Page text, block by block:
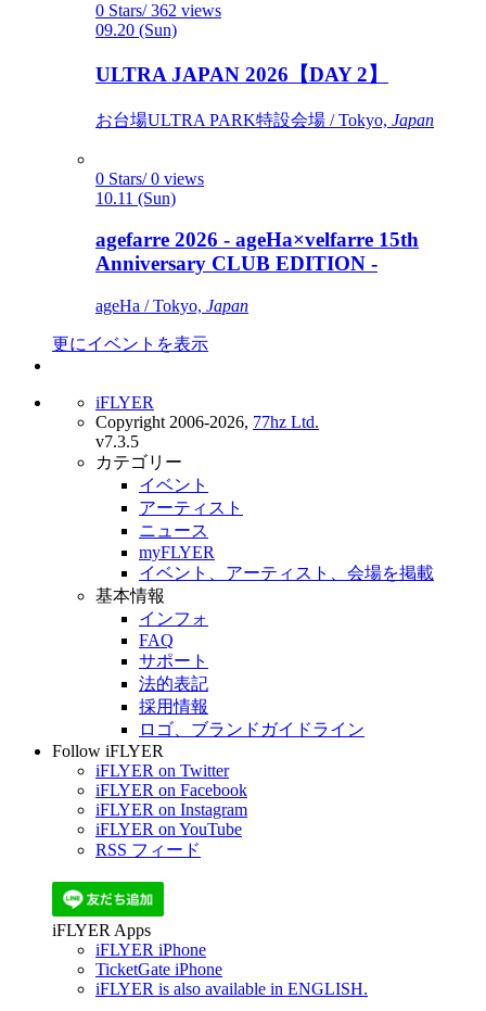
0 Stars/ 362 views
09.20 (Sun)
ULTRA JAPAN 2026【DAY 2】
お台場ULTRA PARK特設会場 / Tokyo, Japan
0 Stars/ 0 views
10.11 (Sun)
agefarre 2026 - ageHa×velfarre 15th
Anniversary CLUB EDITION -
ageHa / Tokyo, Japan
更にイベントを表示
iFLYER
Copyright 2006-2026, 77hz Ltd.
v7.3.5
カテゴリー
イベント
アーティスト
ニュース
myFLYER
イベント、アーティスト、会場を掲載
基本情報
インフォ
FAQ
サポート
法的表記
採用情報
ロゴ、ブランドガイドライン
Follow iFLYER
iFLYER on Twitter
iFLYER on Facebook
iFLYER on Instagram
iFLYER on YouTube
RSS フィード
iFLYER Apps
iFLYER iPhone
TicketGate iPhone
iFLYER is also available in ENGLISH.